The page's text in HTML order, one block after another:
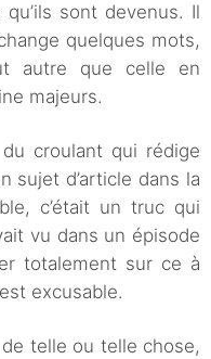
sont devenus. Il
quelques mots,
autre que celle en
majeurs.
croulant qui rédige
sujet d’article dans la
c’était un truc qui
vu dans un épisode
totalement sur ce à
excusable.
telle ou telle chose,